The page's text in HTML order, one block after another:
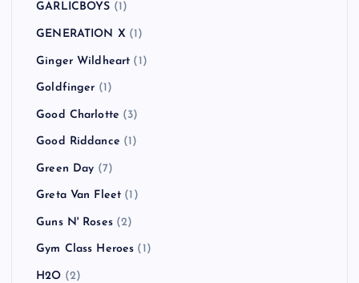
GARLICBOYS (1)
GENERATION X (1)
Ginger Wildheart (1)
Goldfinger (1)
Good Charlotte (3)
Good Riddance (1)
Green Day (7)
Greta Van Fleet (1)
Guns N' Roses(2)
Gym Class Heroes (1)
H2O (2)